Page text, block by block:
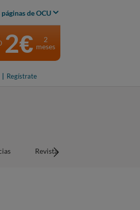
páginas de OCU
Regístrate
2€
2
meses
Revistas